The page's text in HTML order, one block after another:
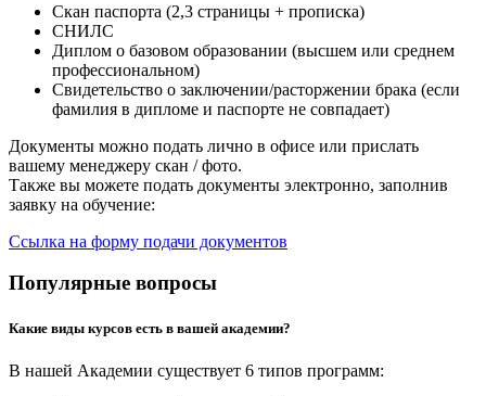
Скан паспорта (2,3 страницы + прописка)
СНИЛС
Диплом о базовом образовании (высшем или среднем
профессиональном)
Свидетельство о заключении/расторжении брака (если
фамилия в дипломе и паспорте не совпадает)
Документы можно подать лично в офисе или прислать
вашему менеджеру скан / фото.
Также вы можете подать документы электронно, заполнив
заявку на обучение:
Ссылка на форму подачи документов
Популярные вопросы
Какие виды курсов есть в вашей академии?
В нашей Академии существует 6 типов программ: